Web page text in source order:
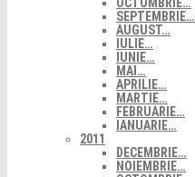
SEPTEMBRIE…
AUGUST…
IULIE…
IUNIE…
MAI…
APRILIE…
MARTIE…
FEBRUARIE…
IANUARIE…
2011
DECEMBRIE…
NOIEMBRIE…